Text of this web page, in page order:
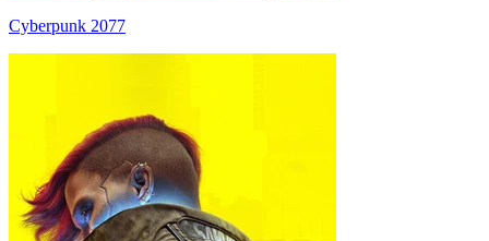
Cyberpunk 2077